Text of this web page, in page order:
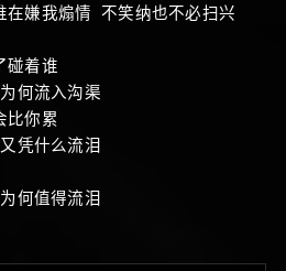
嫌我煽情 不笑纳也不必扫兴
碰着谁
何流入沟渠
比你累
凭什么流泪
何值得流泪